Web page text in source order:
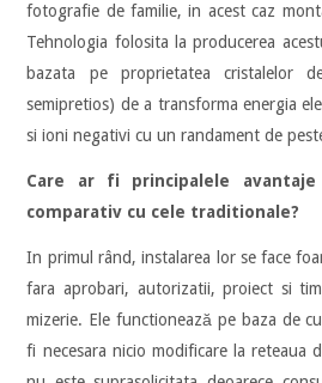
fotografie de familie, in acest caz
Tehnologia folosita la producerea
bazata pe proprietatea cristalelor
semipretios) de a transforma energia
si ioni negativi cu un randament de
Care ar fi principalele
comparativ cu cele traditionale?
In primul rând, instalarea lor se face
fara aprobari, autorizatii, proiect si
mizerie. Ele functionează pe baza de
fi necesara nicio modificare la reteaua